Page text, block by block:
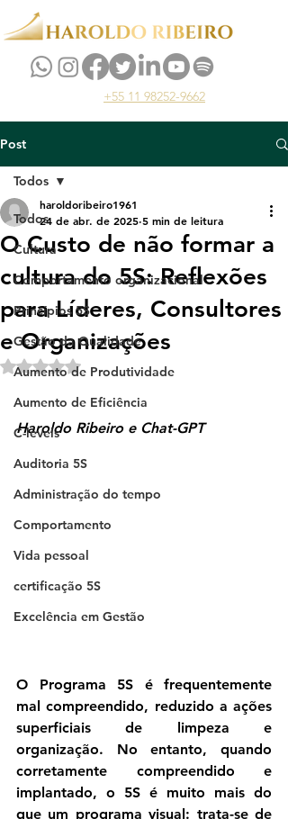
+55 11 98252-9662
Post
Todos
Cultura
Comportamento organizacional
Princípios 5S
Gestão da Qualidade
Aumento de Produtividade
Aumento de Eficiência
C-levels
Auditoria 5S
Administração do tempo
Comportamento
Vida pessoal
certificação 5S
Excelência em Gestão
Todos
O Custo de não formar a
cultura do 5S: Reflexões
para Líderes, Consultores
e Organizações
haroldoribeiro1961
24 de abr. de 2025 5 min de leitura
Avaliado com NaN de 5 estrelas.
Haroldo Ribeiro e Chat-GPT
O Programa 5S é frequentemente
mal compreendido, reduzido a ações
superficiais de limpeza e
organização. No entanto, quando
corretamente compreendido e
implantado, o 5S é muito mais do
que um programa visual : trata-se de